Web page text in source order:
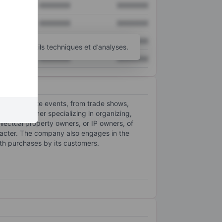
XXXXXXX XXXXXXX
outils techniques et d’analyses.
and private events, from trade shows,
planner specializing in organizing,
property owners, or IP owners, of
The company also engages in the
purchases by its customers.